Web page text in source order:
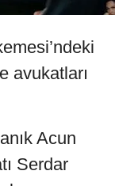
avukatları
Acun
Serdar